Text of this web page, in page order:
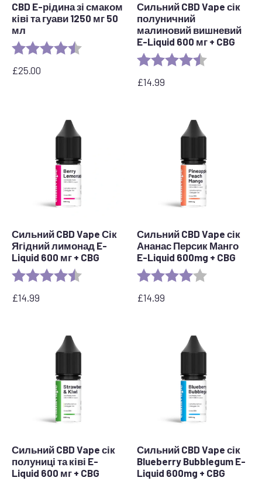
CBD E-рідина зі смаком
ківі та гуави 1250 мг 50
мл
Рейтинг: 4.5 out of 5 stars
£25.00
Сильний CBD Vape сік
полуничний
малиновий вишневий
E-Liquid 600 мг + CBG
Рейтинг:
£14.99
Сильний CBD Vape Сік
Ягідний лимонад E-
Liquid 600 мг + CBG
Рейтинг: 4.4 out of 5 stars
£14.99
Сильний CBD Vape сік
Ананас Персик Манго
E-Liquid 600mg + CBG
Рейтинг:
£14.99
Сильний CBD Vape сік
полуниці та ківі E-
Liquid 600 мг + CBG
Сильний CBD Vape сік
Blueberry Bubblegum E-
Liquid 600mg + CBG